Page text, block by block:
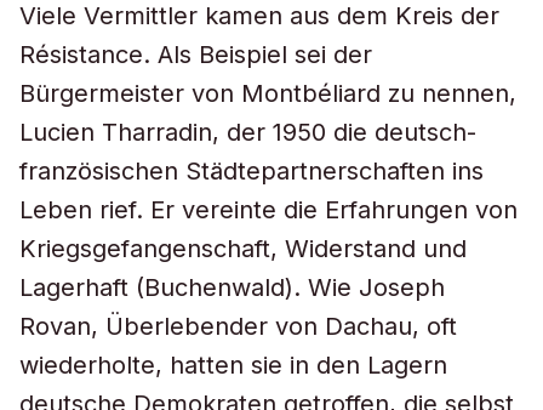
Viele Vermittler kamen aus dem Kreis der
Résistance. Als Beispiel sei der
Bürgermeister von Montbéliard zu nennen,
Lucien Tharradin, der 1950 die deutsch-
französischen Städtepartnerschaften ins
Leben rief. Er vereinte die Erfahrungen von
Kriegsgefangenschaft, Widerstand und
Lagerhaft (Buchenwald). Wie Joseph
Rovan, Überlebender von Dachau, oft
wiederholte, hatten sie in den Lagern
deutsche Demokraten getroffen, die selbst